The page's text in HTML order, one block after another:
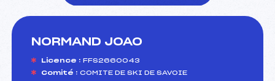
NORMAND JOAO
Licence : FFS2660043
Comité : COMITE DE SKI DE SAVOIE